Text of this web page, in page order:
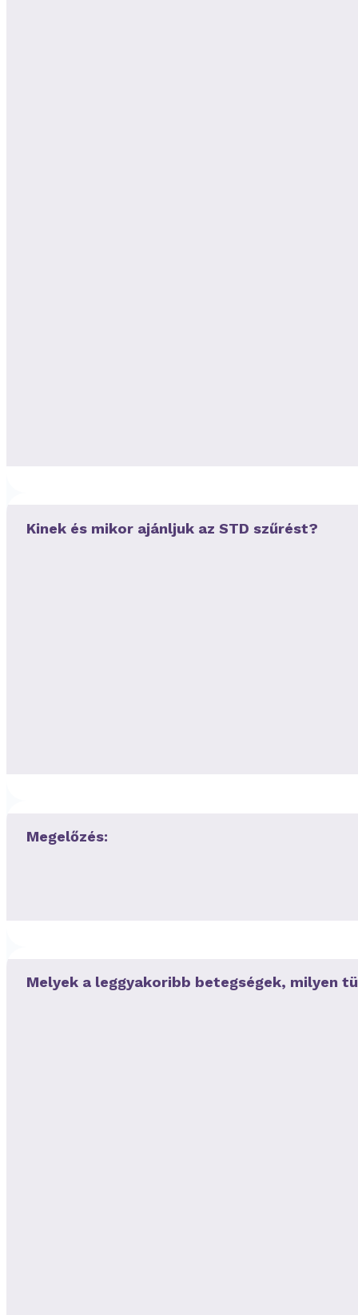
Kinek és mikor ajánljuk az STD szűrést?
Megelőzés:
Melyek a leggyakoribb betegségek, milyen